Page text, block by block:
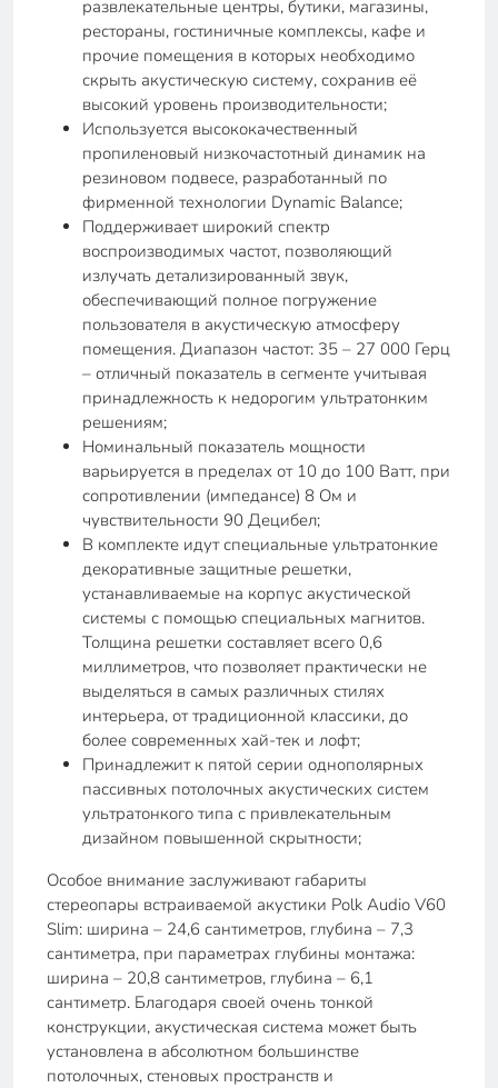
развлекательные центры, бутики, магазины,
рестораны, гостиничные комплексы, кафе и
прочие помещения в которых необходимо
скрыть акустическую систему, сохранив её
высокий уровень производительности;
Используется высококачественный
пропиленовый низкочастотный динамик на
резиновом подвесе, разработанный по
фирменной технологии Dynamic Balance;
Поддерживает широкий спектр
воспроизводимых частот, позволяющий
излучать детализированный звук,
обеспечивающий полное погружение
пользователя в акустическую атмосферу
помещения. Диапазон частот: 35 – 27 000 Герц
– отличный показатель в сегменте учитывая
принадлежность к недорогим ультратонким
решениям;
Номинальный показатель мощности
варьируется в пределах от 10 до 100 Ватт, при
сопротивлении (импедансе) 8 Ом и
чувствительности 90 Децибел;
В комплекте идут специальные ультратонкие
декоративные защитные решетки,
устанавливаемые на корпус акустической
системы с помощью специальных магнитов.
Толщина решетки составляет всего 0,6
миллиметров, что позволяет практически не
выделяться в самых различных стилях
интерьера, от традиционной классики, до
более современных хай-тек и лофт;
Принадлежит к пятой серии однополярных
пассивных потолочных акустических систем
ультратонкого типа с привлекательным
дизайном повышенной скрытности;
Особое внимание заслуживают габариты
стереопары встраиваемой акустики Polk Audio V60
Slim: ширина – 24,6 сантиметров, глубина – 7,3
сантиметра, при параметрах глубины монтажа:
ширина – 20,8 сантиметров, глубина – 6,1
сантиметр. Благодаря своей очень тонкой
конструкции, акустическая система может быть
установлена в абсолютном большинстве
потолочных, стеновых пространств и